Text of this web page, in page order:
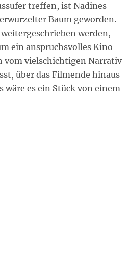
treffen, ist Nadines
Baum geworden.
werden,
ein anspruchsvolles Kino-
vom vielschichtigen Narrativ
über das Filmende hinaus
wäre es ein Stück von einem